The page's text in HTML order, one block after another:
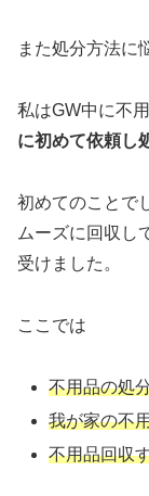
また処分方法に
私はGW中に不
に初めて依頼し
初めてのことで
ムーズに回収し
受けました。
ここでは
不用品の処
我が家の不
不用品回収